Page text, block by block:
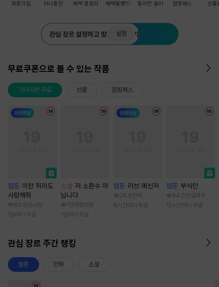
회원가입 머니충전 혜택 총정리 혜택몰빵💘 밀리언 셀러 점핑패스 선물
관심 장르 설정하고 맞춤 추천 받기
설정
무료쿠폰으로 볼 수 있는 작품
기다리면 무료 선물 점핑패스
웹툰 이런 쥐라도
사랑해줘
60.6만 사탕
1일마다 무료
소설 저 소환수 아
닙니다
1천 희랑화랑
1일마다 무료
웹툰 러브 메신저
28.9만 딱
8시간마다 무료
웹툰 부식인
94.5만 임애주
12시간마다 무료
관심 장르 주간 랭킹
웹툰 만화 소설